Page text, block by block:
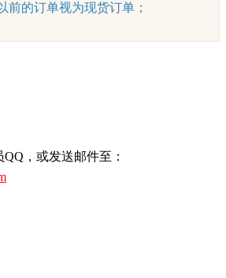
前的订单视为现货订单；
，或发送邮件至：